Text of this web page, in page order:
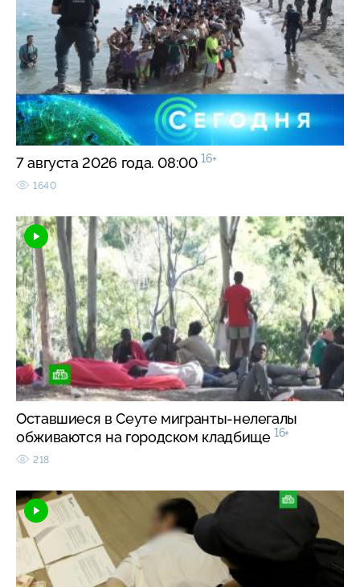
7 августа 2026 года. 08:00 16+
1640
Оставшиеся в Сеуте мигранты-нелегалы
обживаются на городском кладбище 16+
218